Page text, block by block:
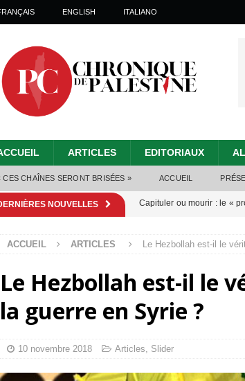
ENGLISH ITALIANO
ARTICLES EDITORIAUX
CES CHAÎNES SERONT BRISÉES » ACCUEIL
NOUVELLES Capituler ou mourir : le «
Mille jours de génocide :
Les Israéliens effacent les
Alors que Trump
tueries [ 4 août 2026 ]
Gaza : les Israéliens
ACCUEIL ARTICLES Le Hezbollah est-il le
Le Hezbollah est-il le
la guerre en Syrie ?
10 novembre 2018 Articles, Slider